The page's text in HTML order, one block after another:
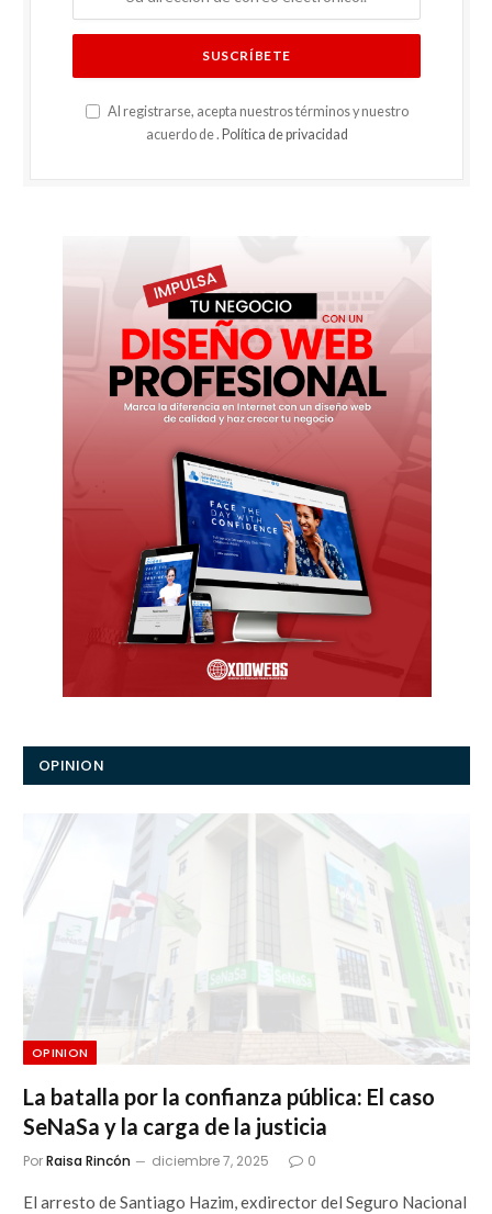
Al registrarse, acepta nuestros términos y nuestro
acuerdo de . Política de privacidad
OPINION
OPINION
La batalla por la confianza pública: El caso
SeNaSa y la carga de la justicia
PorRaisa Rincón diciembre 7, 2025 0
El arresto de Santiago Hazim, exdirector del Seguro Nacional